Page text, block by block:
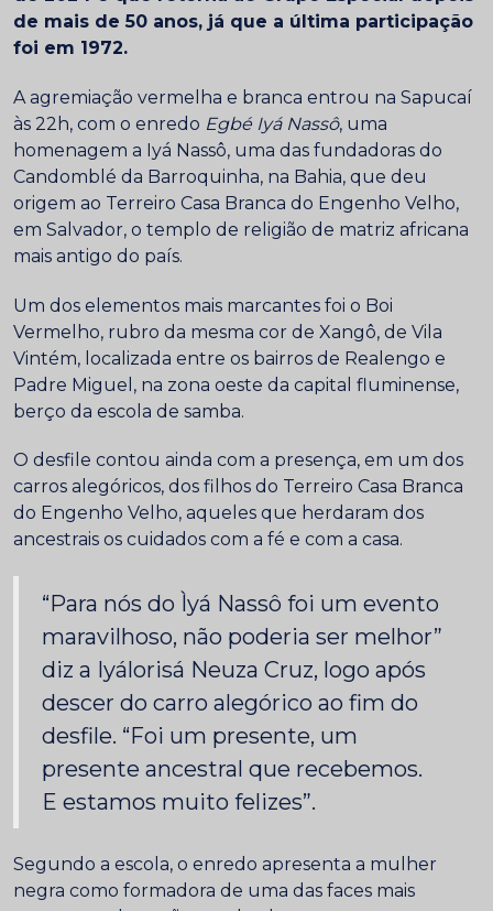
de mais de 50 anos, já que a última participação
foi em 1972.
A agremiação vermelha e branca entrou na Sapucaí
às 22h, com o enredo Egbé Iyá Nassô, uma
homenagem a Iyá Nassô, uma das fundadoras do
Candomblé da Barroquinha, na Bahia, que deu
origem ao Terreiro Casa Branca do Engenho Velho,
em Salvador, o templo de religião de matriz africana
mais antigo do país.
Um dos elementos mais marcantes foi o Boi
Vermelho, rubro da mesma cor de Xangô, de Vila
Vintém, localizada entre os bairros de Realengo e
Padre Miguel, na zona oeste da capital fluminense,
berço da escola de samba.
O desfile contou ainda com a presença, em um dos
carros alegóricos, dos filhos do Terreiro Casa Branca
do Engenho Velho, aqueles que herdaram dos
ancestrais os cuidados com a fé e com a casa.
“Para nós do Ìyá Nassô foi um evento
maravilhoso, não poderia ser melhor”
diz a Iyálorisá Neuza Cruz, logo após
descer do carro alegórico ao fim do
desfile. “Foi um presente, um
presente ancestral que recebemos.
E estamos muito felizes”.
Segundo a escola, o enredo apresenta a mulher
negra como formadora de uma das faces mais